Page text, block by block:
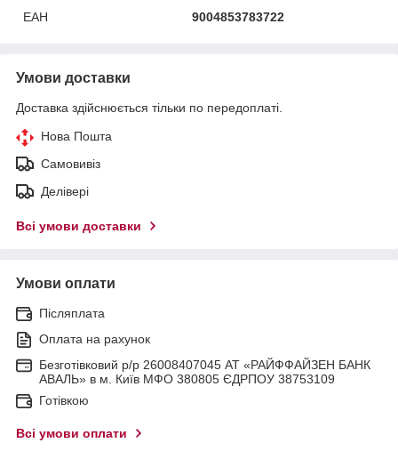
ЕАН
9004853783722
Умови доставки
Доставка здійснюється тільки по передоплаті.
Нова Пошта
Самовивіз
Делівері
Всі умови доставки
Умови оплати
Післяплата
Оплата на рахунок
Безготівковий р/р 26008407045 АТ «РАЙФФАЙЗЕН БАНК
АВАЛЬ» в м. Київ МФО 380805 ЄДРПОУ 38753109
Готівкою
Всі умови оплати